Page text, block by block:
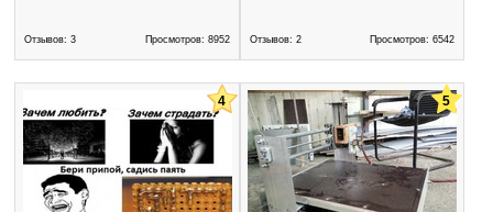
Отзывов: 3 Просмотров: 8952 Отзывов: 2 Просмотров: 6542
4 5